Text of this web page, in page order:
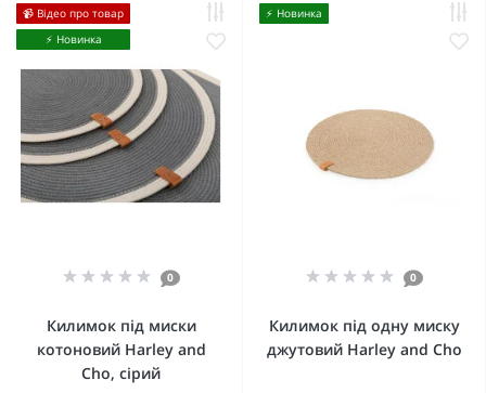
📹 Відео про товар
⚡️ Новинка
0
Килимок під миски
котоновий Harley and
Cho, сірий
⚡️ Новинка
0
Килимок під одну миску
джутовий Harley and Cho